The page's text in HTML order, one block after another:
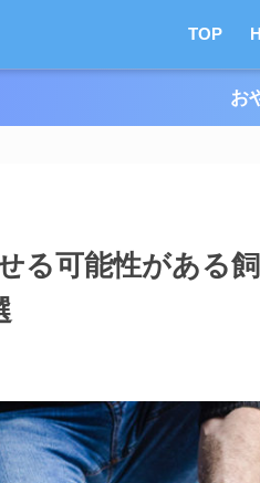
TOP
お
る可能性がある